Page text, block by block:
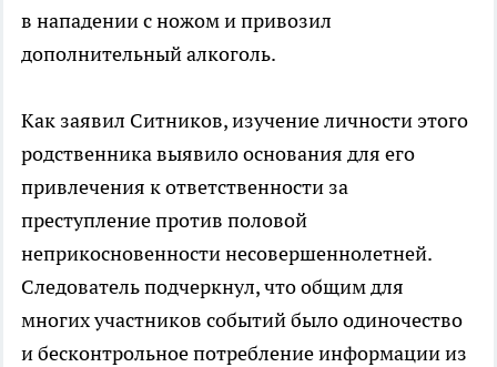
в нападении с ножом и привозил
дополнительный алкоголь.
Как заявил Ситников, изучение личности этого
родственника выявило основания для его
привлечения к ответственности за
преступление против половой
неприкосновенности несовершеннолетней.
Следователь подчеркнул, что общим для
многих участников событий было одиночество
и бесконтрольное потребление информации из